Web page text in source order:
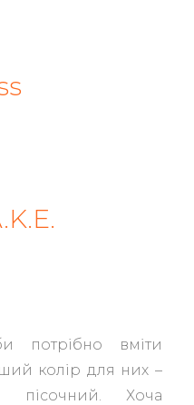
потрібно вміти
колір для них –
пісочний. Хоча